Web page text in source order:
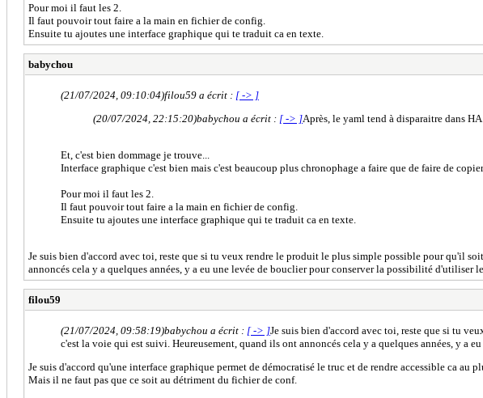
Pour moi il faut les 2.
Il faut pouvoir tout faire a la main en fichier de config.
Ensuite tu ajoutes une interface graphique qui te traduit ca en texte.
babychou
(21/07/2024, 09:10:04)filou59 a écrit : [ -> ]
(20/07/2024, 22:15:20)babychou a écrit : [ -> ]Après, le yaml tend à disparaitre dans
Et, c'est bien dommage je trouve...
Interface graphique c'est bien mais c'est beaucoup plus chronophage a faire que de faire de
Pour moi il faut les 2.
Il faut pouvoir tout faire a la main en fichier de config.
Ensuite tu ajoutes une interface graphique qui te traduit ca en texte.
Je suis bien d'accord avec toi, reste que si tu veux rendre le produit le plus simple possible pour qu'il
annoncés cela y a quelques années, y a eu une levée de bouclier pour conserver la possibilité d'utiliser
filou59
(21/07/2024, 09:58:19)babychou a écrit : [ -> ]Je suis bien d'accord avec toi, reste que si tu
c'est la voie qui est suivi. Heureusement, quand ils ont annoncés cela y a quelques années, y
Je suis d'accord qu'une interface graphique permet de démocratisé le truc et de rendre accessible ca au
Mais il ne faut pas que ce soit au détriment du fichier de conf.